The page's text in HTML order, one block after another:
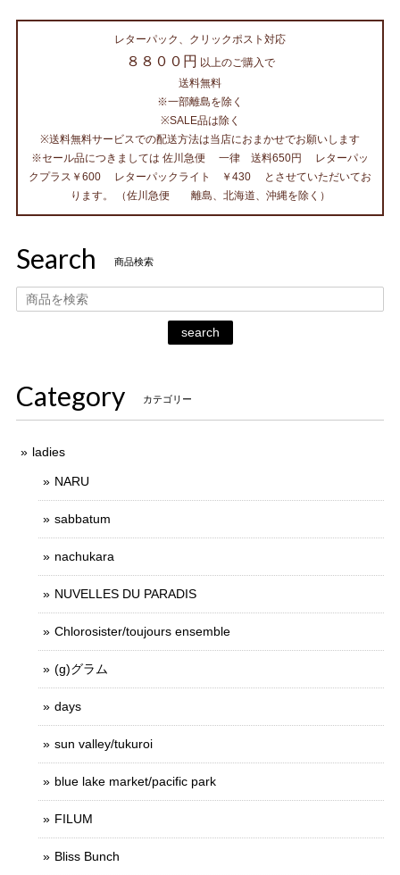
レターパック、クリックポスト対応
８８００円 以上のご購入で
送料無料
※一部離島を除く
※SALE品は除く
※送料無料サービスでの配送方法は当店におまかせでお願いします
※セール品につきましては 佐川急便 一律 送料650円 レターパッ
クプラス￥600 レターパックライト ￥430 とさせていただいてお
ります。 （佐川急便 離島、北海道、沖縄を除く）
Search 商品検索
search
Category カテゴリー
ladies
NARU
sabbatum
nachukara
NUVELLES DU PARADIS
Chlorosister/toujours ensemble
(g)グラム
days
sun valley/tukuroi
blue lake market/pacific park
FILUM
Bliss Bunch